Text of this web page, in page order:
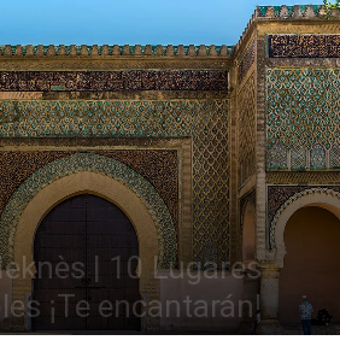
| 10 Lugares
¡Te encantarán!